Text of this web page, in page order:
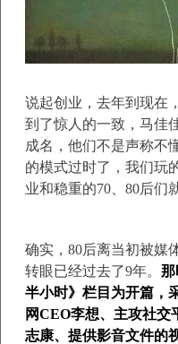
说起创业，去年到现在
到了惊人的一致，马佳
成名，他们不是声称不
的模式过时了，我们玩
业和稳重的70、80后们
确实，80后离当初被媒
转眼已经过去了9年。 那
半小时》栏目为开篇，
网CEO李想、主攻社
志康、提供影音文件的